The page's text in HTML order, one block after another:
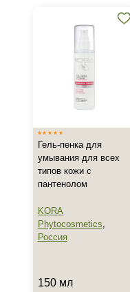
Корея
Россия
Показать еще
Тип товара
Гель
Гоммаж
Гель-пенка для
умывания для всех
типов кожи с
пантенолом
KORA
Phytocosmetics,
Россия
150 мл